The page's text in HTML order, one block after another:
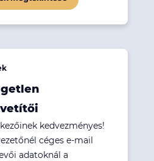
kedvezményes!
céges e-mail
adatoknál a